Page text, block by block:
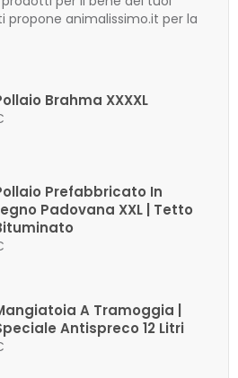
propone animalissimo.it per la
Brahma XXXXL
Prefabbricato In
Padovana XXL | Tetto
A Tramoggia |
Antispreco 12 Litri